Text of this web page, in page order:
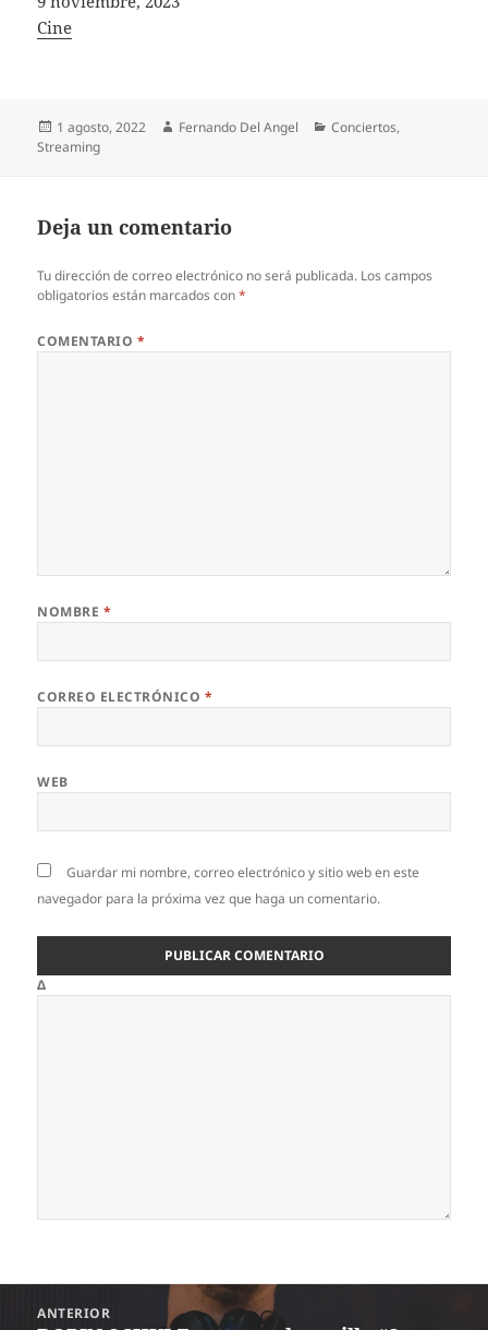
In relation to
Cine
Publicado
el
1 agosto, 2022 Autor
Fernando Del Angel Categorías
Conciertos,
Streaming
Deja un comentario
Tu dirección de correo electrónico no será publicada. Los campos
obligatorios están marcados con*
COMENTARIO *
NOMBRE *
CORREO ELECTRÓNICO *
WEB
Guardar mi nombre, correo electrónico y sitio web en este
navegador para la próxima vez que haga un comentario.
Δ
ANTERIOR